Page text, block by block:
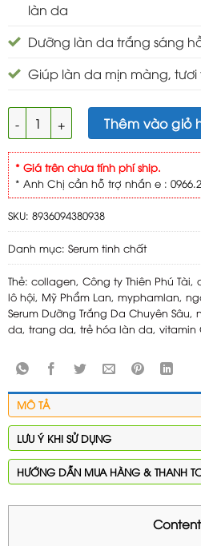
làn da
Dưỡng làn da trắng sáng
Giúp làn da mịn màng, tươi
Ngoc Trai Đen Serum Dưỡng
Thêm vào giỏ
* Giá trên chưa tính phí ship.
* Anh Chị cần hỗ trợ nhắn e :
SKU: 8936094380938
Danh mục: Serum tinh chất
Thẻ: collagen, Công ty Thiên Phú Tài,
lô hội, Mỹ Phẩm Lan, myphamlan,
Serum Dưỡng Trắng Da Chuyên Sâu,
da, trang da, trẻ hóa làn da, vitamin
MÔ TẢ
LƯU Ý KHI SỬ DỤNG
HƯỚNG DẪN MUA HÀNG & THANH